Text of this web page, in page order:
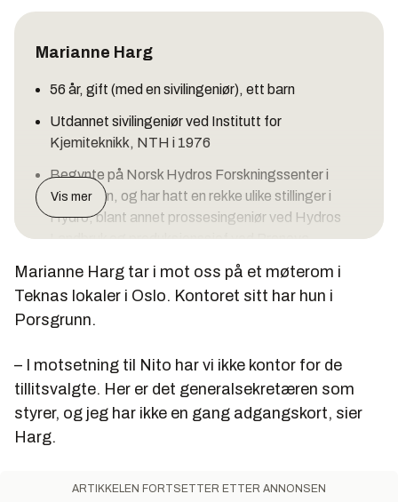
Marianne Harg
56 år, gift (med en sivilingeniør), ett barn
Utdannet sivilingeniør ved Institutt for
Kjemiteknikk, NTH i 1976
Begynte på Norsk Hydros Forskningssenter i
Porsgrunn, og har hatt en rekke ulike stillinger i
Hydro, blant annet prossesingeniør ved Hydros
Landbruk og produksjonssjef ved Pronova
Er nå ansatt i EDB Business Partner, der hun har
vært siden januar 2008.
Vis mer
Marianne Harg tar i mot oss på et møterom i
Teknas lokaler i Oslo. Kontoret sitt har hun i
Porsgrunn.
– I motsetning til Nito har vi ikke kontor for de
tillitsvalgte. Her er det generalsekretæren som
styrer, og jeg har ikke en gang adgangskort, sier
Harg.
ARTIKKELEN FORTSETTER ETTER ANNONSEN